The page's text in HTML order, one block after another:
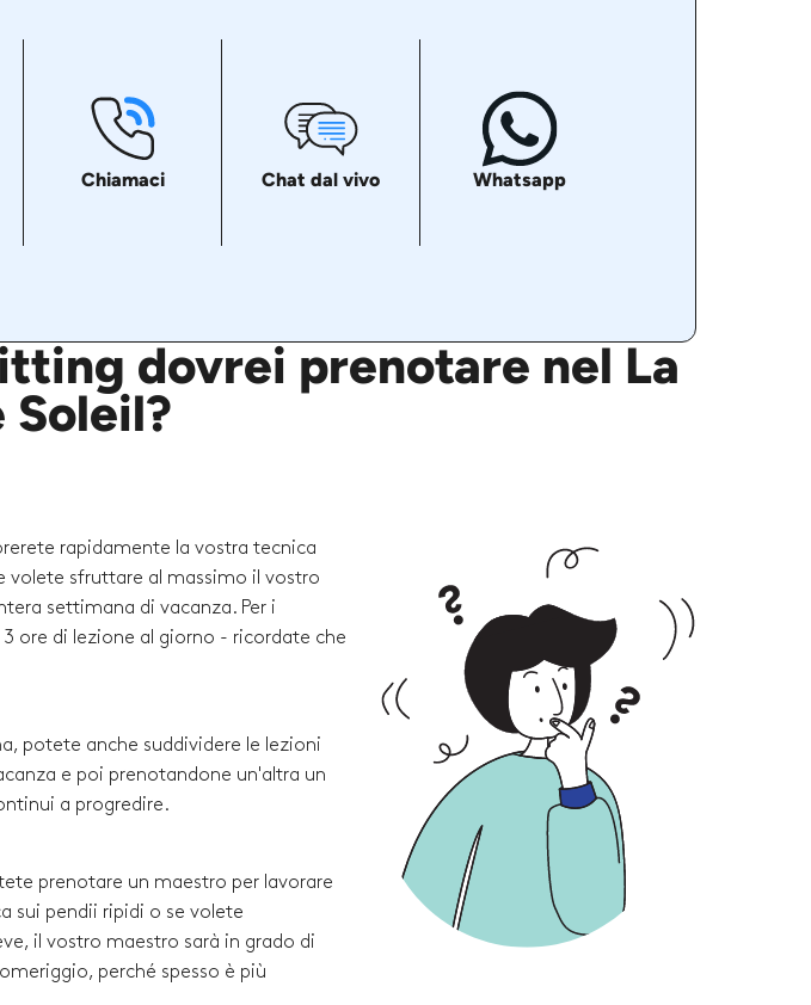
Chiamaci Chat dal vivo Whatsapp
dovrei prenotare nel La
Soleil?
rapidamente la vostra tecnica
volete sfruttare al massimo il vostro
settimana di vacanza. Per i
ore di lezione al giorno - ricordate che
potete anche suddividere le lezioni
e poi prenotandone un'altra un
a progredire.
prenotare un maestro per lavorare
sui pendii ripidi o se volete
il vostro maestro sarà in grado di
perché spesso è più